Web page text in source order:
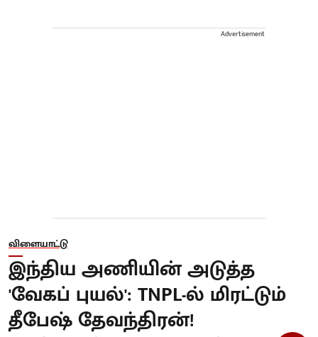
Advertisement
விளையாட்டு
இந்திய அணியின் அடுத்த
'வேகப் புயல்': TNPL-ல் மிரட்டும்
தீபேஷ் தேவந்திரன்!